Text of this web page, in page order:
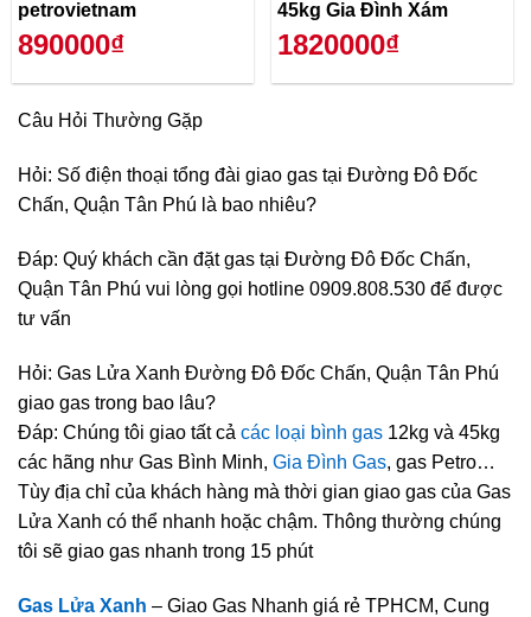
petrovietnam
890000₫
45kg Gia Đình Xám
1820000₫
Câu Hỏi Thường Gặp
Hỏi: Số điện thoại tổng đài giao gas tại Đường Đô Đốc
Chấn, Quận Tân Phú là bao nhiêu?
Đáp: Quý khách cần đặt gas tại Đường Đô Đốc Chấn,
Quận Tân Phú vui lòng gọi hotline 0909.808.530 để được
tư vấn
Hỏi: Gas Lửa Xanh Đường Đô Đốc Chấn, Quận Tân Phú
giao gas trong bao lâu?
Đáp: Chúng tôi giao tất cả các loại bình gas 12kg và 45kg
các hãng như Gas Bình Minh, Gia Đình Gas, gas Petro…
Tùy địa chỉ của khách hàng mà thời gian giao gas của Gas
Lửa Xanh có thể nhanh hoặc chậm. Thông thường chúng
tôi sẽ giao gas nhanh trong 15 phút
Gas Lửa Xanh – Giao Gas Nhanh giá rẻ TPHCM, Cung